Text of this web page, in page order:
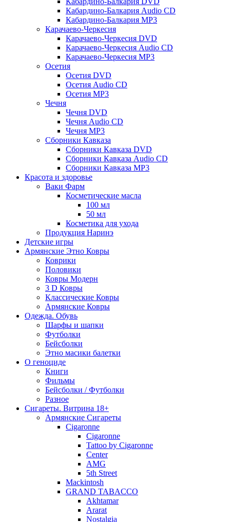
Кабардино-Балкария Audio CD
Кабардино-Балкария MP3
Карачаево-Черкесия
Карачаево-Черкесия DVD
Карачаево-Черкесия Audio CD
Карачаево-Черкесия MP3
Осетия
Осетия DVD
Осетия Audio CD
Осетия MP3
Чечня
Чечня DVD
Чечня Audio CD
Чечня MP3
Сборники Кавказа
Сборники Кавказа DVD
Сборники Кавказа Audio CD
Сборники Кавказа MP3
Красота и здоровье
Ваки Фарм
Косметические масла
100 мл
50 мл
Косметика для ухода
Продукция Наринэ
Детские игры
Армянские Этно Ковры
Коврики
Половики
Ковры Модерн
3 D Ковры
Классические Ковры
Армянские Ковры
Одежда. Обувь
Шарфы и шапки
Футболки
Бейсболки
Этно масики балетки
О геноциде
Книги
Фильмы
Бейсболки / Футболки
Разное
Сигареты. Витрина 18+
Армянские Сигареты
Cigaronne
Cigaronne
Tattoo by Cigaronne
Center
AMG
5th Street
Mackintosh
GRAND TABACCO
Akhtamar
Ararat
Nostalgia